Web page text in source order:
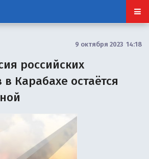
9 октября 2023 14:18
российских
Карабахе остаётся